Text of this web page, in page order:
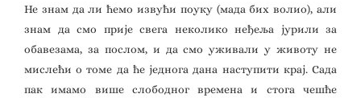
Не знам да ли ћемо извући поуку (мада бих волио), али
знам да смо прије свега неколико неђеља јурили за
обавезама, за послом, и да смо уживали у животу не
мислећи о томе да ће једнога дана наступити крај. Сада
пак имамо више слободног времена и стога чешће